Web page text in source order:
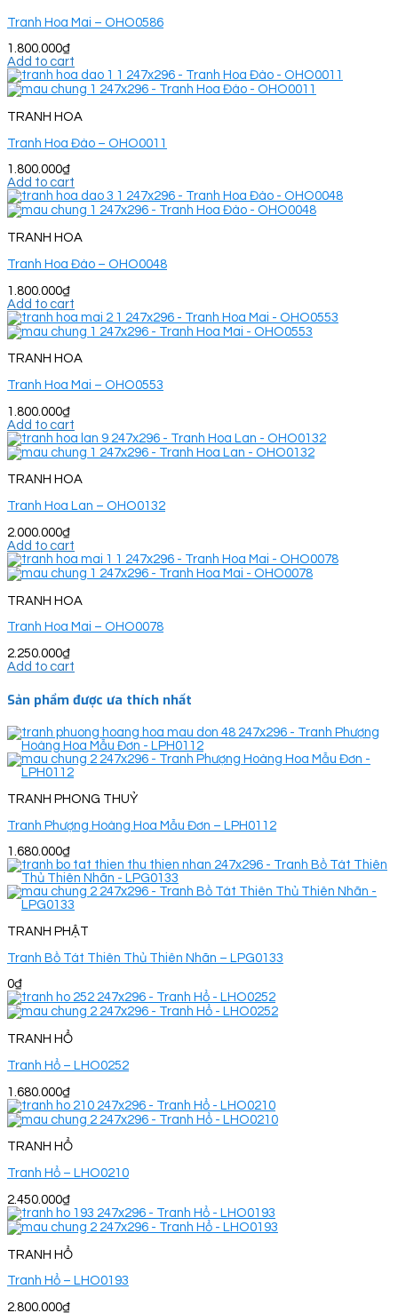
Tranh Hoa Mai – OHO0586
1.800.000₫
Add to cart
TRANH HOA
Tranh Hoa Đào – OHO0011
1.800.000₫
Add to cart
TRANH HOA
Tranh Hoa Đào – OHO0048
1.800.000₫
Add to cart
TRANH HOA
Tranh Hoa Mai – OHO0553
1.800.000₫
Add to cart
TRANH HOA
Tranh Hoa Lan – OHO0132
2.000.000₫
Add to cart
TRANH HOA
Tranh Hoa Mai – OHO0078
2.250.000₫
Add to cart
Sản phẩm được ưa thích nhất
TRANH PHONG THUỶ
Tranh Phượng Hoàng Hoa Mẫu Đơn – LPH0112
1.680.000₫
TRANH PHẬT
Tranh Bồ Tát Thiên Thủ Thiên Nhãn – LPG0133
0₫
TRANH HỔ
Tranh Hổ – LHO0252
1.680.000₫
TRANH HỔ
Tranh Hổ – LHO0210
2.450.000₫
TRANH HỔ
Tranh Hổ – LHO0193
2.800.000₫